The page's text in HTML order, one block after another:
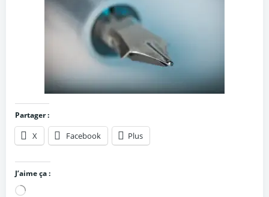
Partager :
X Facebook Plus
J’aime ça :
Chargement…